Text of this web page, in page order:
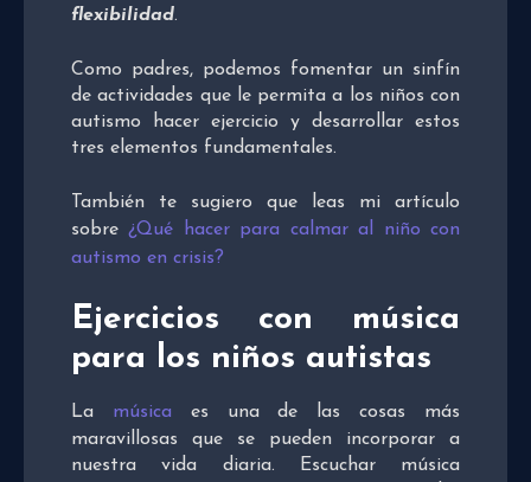
flexibilidad.
Como padres, podemos fomentar un sinfín
de actividades que le permita a los niños con
autismo hacer ejercicio y desarrollar estos
tres elementos fundamentales.
También te sugiero que leas mi artículo
sobre¿Qué hacer para calmar al niño con
autismo en crisis?
Ejercicios con música
para los niños autistas
La música es una de las cosas más
maravillosas que se pueden incorporar a
nuestra vida diaria. Escuchar música